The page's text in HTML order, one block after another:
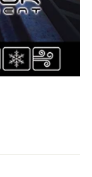
Pinterest